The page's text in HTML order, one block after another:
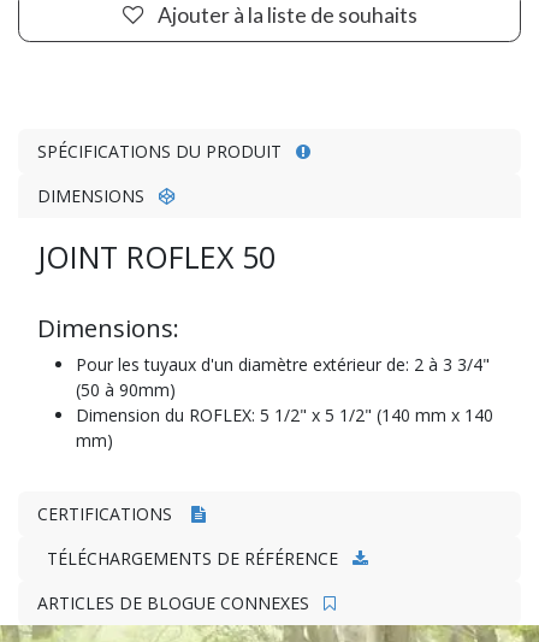
Ajouter à la liste de souhaits
SPÉCIFICATIONS DU PRODUIT
DIMENSIONS
JOINT ROFLEX 50
Dimensions:
Pour les tuyaux d'un diamètre extérieur de: 2 à 3 3/4"
(50 à 90mm)
Dimension du ROFLEX: 5 1/2" x 5 1/2" (140 mm x 140
mm)
CERTIFICATIONS
TÉLÉCHARGEMENTS DE RÉFÉRENCE
ARTICLES DE BLOGUE CONNEXES